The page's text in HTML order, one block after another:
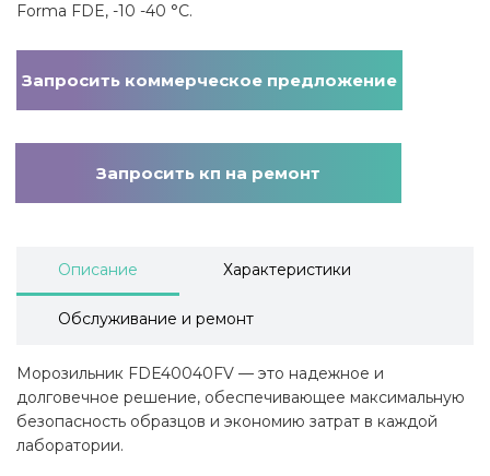
Forma FDE, -10 -40 °C.
Запросить коммерческое предложение
Запросить кп на ремонт
Описание Характеристики
Обслуживание и ремонт
Морозильник FDE40040FV — это надежное и
долговечное решение, обеспечивающее максимальную
безопасность образцов и экономию затрат в каждой
лаборатории.